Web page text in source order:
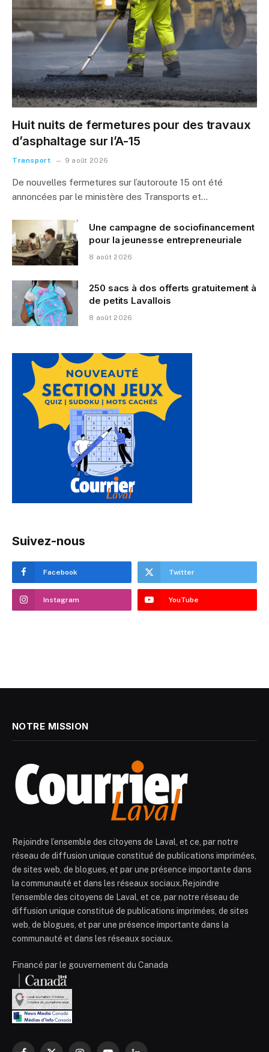
Huit nuits de fermetures pour des travaux
d’asphaltage sur l’A-15
Transport 9 août 2026
De nouvelles fermetures sur l’autoroute 15 ont été
annoncées par le ministère des Transports et…
Une campagne de sociofinancement
pour la jeunesse entrepreneuriale
8 août 2026
250 sacs à dos offerts gratuitement à
de petits Lavallois
8 août 2026
Suivez-nous
Facebook Twitter
Instagram YouTube
NOTRE MISSION
Rejoindre l’ensemble des citoyens de Laval, et ce, par notre
réseau de diffusion unique constitué de publications imprimées,
de sites web, de blogues, et par une présence importante dans
la communauté et dans les réseaux sociaux.Rejoindre
l’ensemble des citoyens de Laval, et ce, par notre réseau de
diffusion unique constitué de publications imprimées, de sites
web, de blogues, et par une présence importante dans la
communauté et dans les réseaux sociaux.
Financé par le gouvernement du Canada